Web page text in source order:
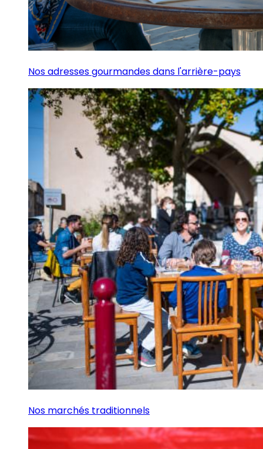
Nos adresses gourmandes dans l'arrière-pays
Nos marchés traditionnels